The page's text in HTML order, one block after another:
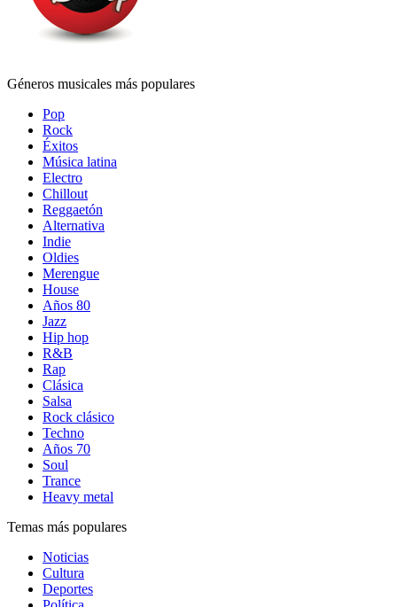
Géneros musicales más populares
Pop
Rock
Éxitos
Música latina
Electro
Chillout
Reggaetón
Alternativa
Indie
Oldies
Merengue
House
Años 80
Jazz
Hip hop
R&B
Rap
Clásica
Salsa
Rock clásico
Techno
Años 70
Soul
Trance
Heavy metal
Temas más populares
Noticias
Cultura
Deportes